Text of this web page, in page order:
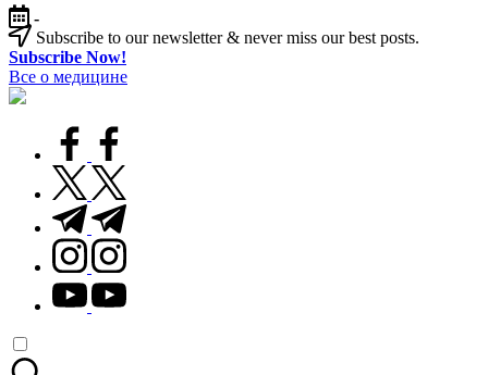
Перейти
к
содержимому
-
Subscribe to our newsletter & never miss our best posts.
Subscribe Now!
Все о медицине
Лечитесь
facebook.com
twitter.com
t.me
instagram.com
youtube.com